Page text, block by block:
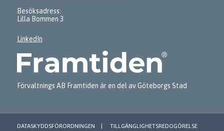
Besöksadress:
Lilla Bommen 3
LinkedIn
Förvaltnings AB Framtiden är en del av Göteborgs Stad
DATASKYDDSFÖRORDNINGEN TILLGÄNGLIGHETSREDOGÖRELSE